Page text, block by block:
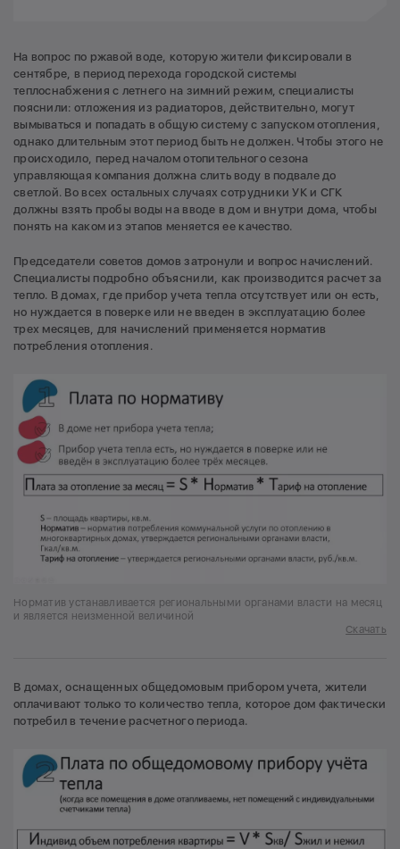
На вопрос по ржавой воде, которую жители фиксировали в
сентябре, в период перехода городской системы
теплоснабжения с летнего на зимний режим, специалисты
пояснили: отложения из радиаторов, действительно, могут
вымываться и попадать в общую систему с запуском отопления,
однако длительным этот период быть не должен. Чтобы этого не
происходило, перед началом отопительного сезона
управляющая компания должна слить воду в подвале до
светлой. Во всех остальных случаях сотрудники УК и СГК
должны взять пробы воды на вводе в дом и внутри дома, чтобы
понять на каком из этапов меняется ее качество.
Председатели советов домов затронули и вопрос начислений.
Специалисты подробно объяснили, как производится расчет за
тепло. В домах, где прибор учета тепла отсутствует или он есть,
но нуждается в поверке или не введен в эксплуатацию более
трех месяцев, для начислений применяется норматив
потребления отопления.
Норматив устанавливается региональными органами власти на месяц
и является неизменной величиной
Скачать
В домах, оснащенных общедомовым прибором учета, жители
оплачивают только то количество тепла, которое дом фактически
потребил в течение расчетного периода.